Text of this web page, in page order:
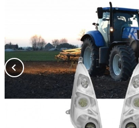
Prev